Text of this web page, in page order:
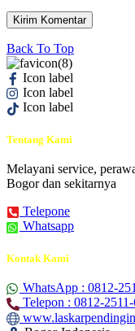
Back To Top
Icon label
Icon label
Icon label
Tentang Kami
Melayani service,
Bogor dan sekitarnya
Telepone
Whatsapp
Kontak Kami
WhatsApp : 0812-
Telepon : 0812-